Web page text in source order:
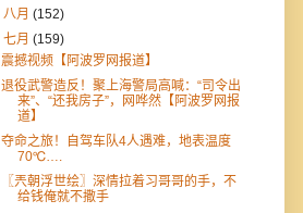
八月(152)
七月(159)
震撼视频【阿波罗网报道】
退役武警造反！聚上海警局高喊：“司令出
来”、“还我房子”，网哗然【阿波罗网报
道】
夺命之旅！自驾车队4人遇难，地表温度
70℃….
〖兲朝浮世绘〗深情拉着习哥哥的手，不
给钱俺就不撒手